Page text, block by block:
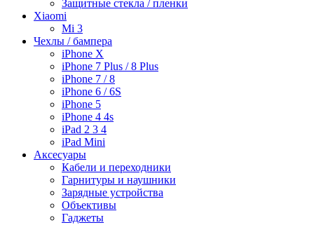
Защитные стекла / пленки
Xiaomi
Mi 3
Чехлы / бампера
iPhone X
iPhone 7 Plus / 8 Plus
iPhone 7 / 8
iPhone 6 / 6S
iPhone 5
iPhone 4 4s
iPad 2 3 4
iPad Mini
Аксесуары
Кабели и переходники
Гарнитуры и наушники
Зарядные устройства
Объективы
Гаджеты